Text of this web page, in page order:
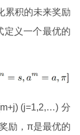
累积的未来奖励
定义一个最优的
(j=1,2,…) 分
励，π是最优的